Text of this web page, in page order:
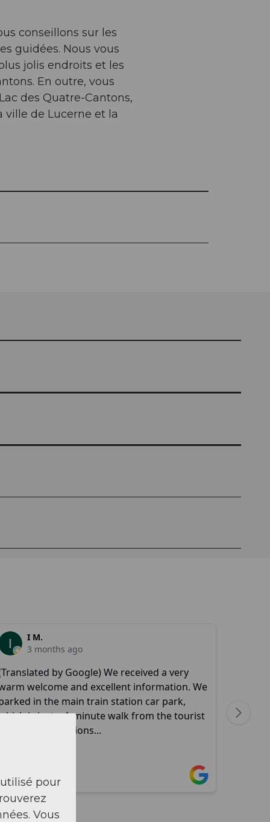
conseillons sur les
guidées. Nous vous
jolis endroits et les
En outre, vous
des Quatre-Cantons,
de Lucerne et la
pour
Vous